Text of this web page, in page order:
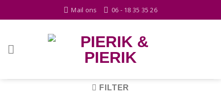
to
Mail ons 06 - 18 35 35 26
FILTER